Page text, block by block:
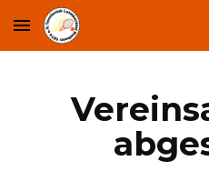
Skip to main content